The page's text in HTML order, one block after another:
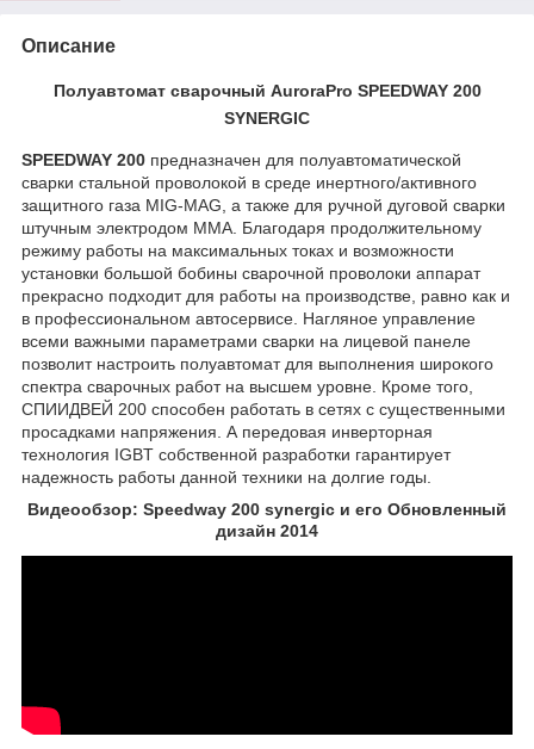
Описание
Полуавтомат сварочный AuroraPro SPEEDWAY 200
SYNERGIC
SPEEDWAY 200 предназначен для полуавтоматической
сварки стальной проволокой в среде инертного/активного
защитного газа MIG-MAG, а также для ручной дуговой сварки
штучным электродом MMA. Благодаря продолжительному
режиму работы на максимальных токах и возможности
установки большой бобины сварочной проволоки аппарат
прекрасно подходит для работы на производстве, равно как и
в профессиональном автосервисе. Нагляное управление
всеми важными параметрами сварки на лицевой панеле
позволит настроить полуавтомат для выполнения широкого
спектра сварочных работ на высшем уровне. Кроме того,
СПИИДВЕЙ 200 способен работать в сетях с существенными
просадками напряжения. А передовая инверторная
технология IGBT собственной разработки гарантирует
надежность работы данной техники на долгие годы.
Видеообзор: Speedway 200 synergic и его Обновленный
дизайн 2014